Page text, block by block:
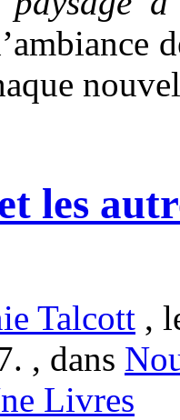
les
Talcott ,
, dans
Livres